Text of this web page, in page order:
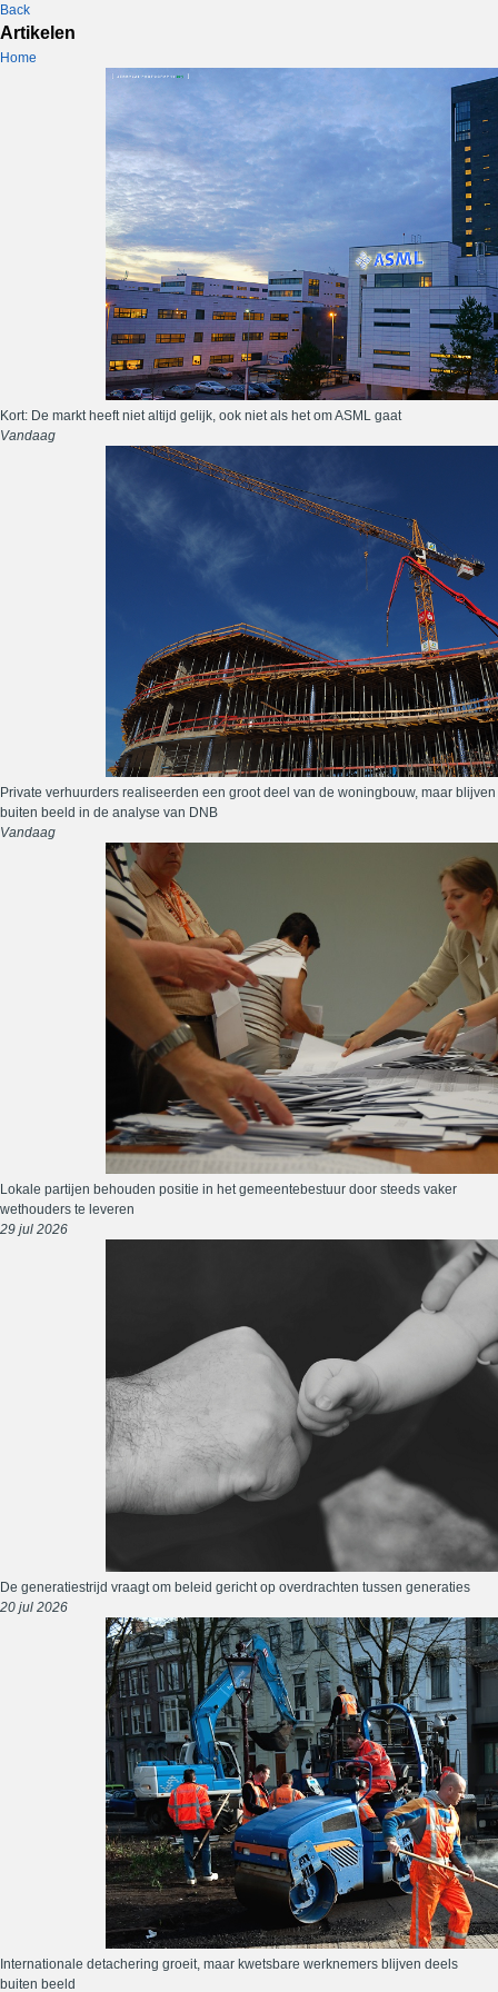
Back
Artikelen
Home
Kort: De markt heeft niet altijd gelijk, ook niet als het om ASML gaat
Vandaag
Private verhuurders realiseerden een groot deel van de woningbouw, maar blijven
buiten beeld in de analyse van DNB
Vandaag
Lokale partijen behouden positie in het gemeentebestuur door steeds vaker
wethouders te leveren
29 jul 2026
De generatiestrijd vraagt om beleid gericht op overdrachten tussen generaties
20 jul 2026
Internationale detachering groeit, maar kwetsbare werknemers blijven deels
buiten beeld